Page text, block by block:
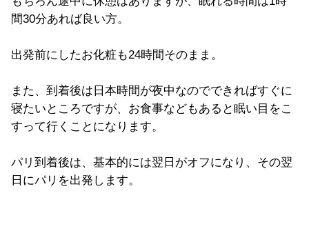
間30分あれば良い方。
出発前にしたお化粧も24時間そのまま。
また、到着後は日本時間が夜中なのでできればすぐに
寝たいところですが、お食事などもあると眠い目をこ
すって行くことになります。
パリ到着後は、基本的には翌日がオフになり、その翌
日にパリを出発します。